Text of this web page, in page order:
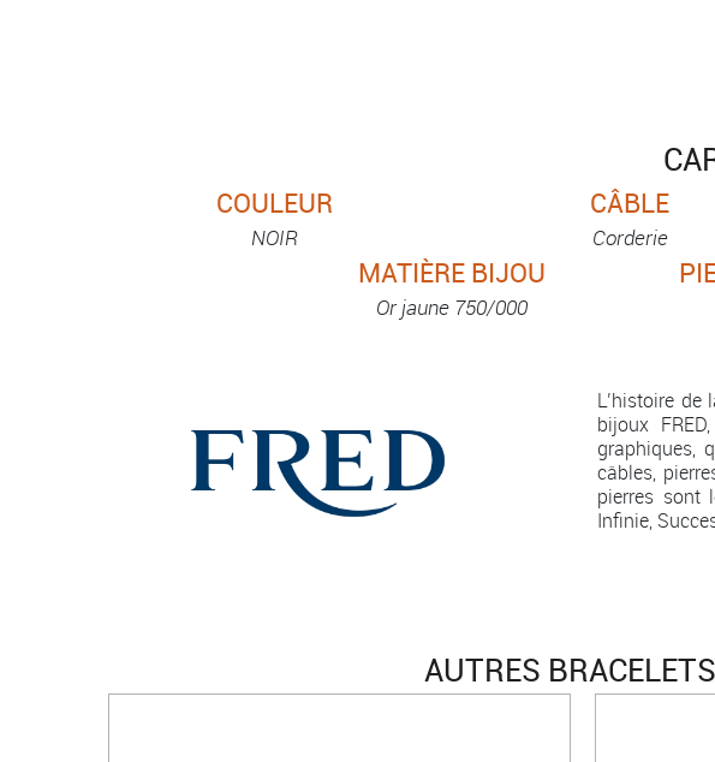
COULEUR
NOIR
CÂBLE
Corderie
MATIÈRE BIJOU
Or jaune 750/000
L’histoire
bijoux
graphiques,
câbles,
pierres sont
Infinie,
AUTRES